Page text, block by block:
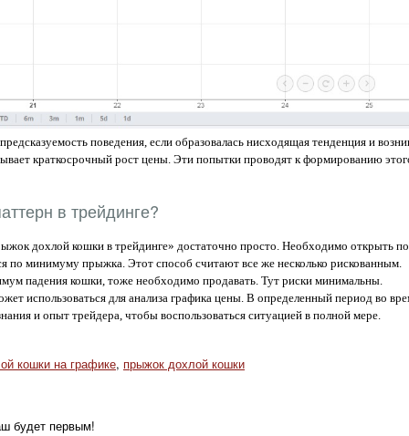
поведения, если образовалась нисходящая тенденция и
краткосрочный рост цены. Эти попытки проводят к формированию
в трейдинге?
дохлой кошки в трейдинге» достаточно просто. Необходимо открыть
по минимуму прыжка. Этот способ считают все же несколько рискованным.
падения кошки, тоже необходимо продавать. Тут риски минимальны.
использоваться для анализа графика цены. В определенный период во
и опыт трейдера, чтобы воспользоваться ситуацией в полной мере.
кошки на графике, прыжок дохлой кошки
будет первым!